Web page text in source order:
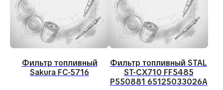
Фильтр топливный
Sakura FC-5716
Фильтр топливный STAL
ST-CX710 FF5485
P550881 65125033026A